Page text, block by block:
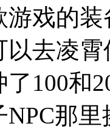
戏的
去凌
100和
那